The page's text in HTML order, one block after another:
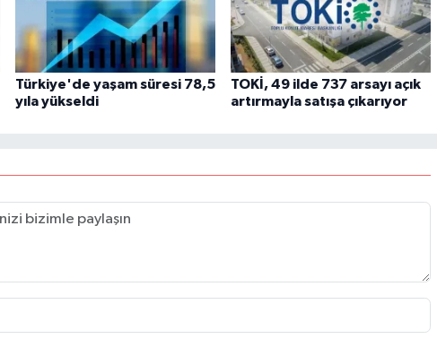
Türkiye'de yaşam süresi 78,5
yıla yükseldi
TOKİ, 49 ilde 737 arsayı açık
artırmayla satışa çıkarıyor